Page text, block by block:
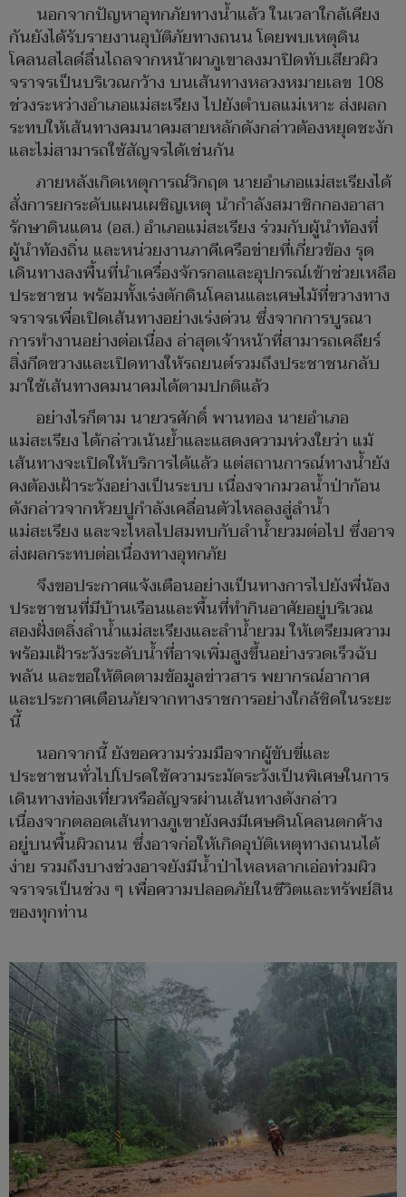
นอกจากปัญหาอุทกภัยทางน้ำแล้ว ในเวลาใกล้เคียง
กันยังได้รับรายงานอุบัติภัยทางถนน โดยพบเหตุดิน
โคลนสไลด์ลื่นไถลจากหน้าผาภูเขาลงมาปิดทับเสียวผิว
จราจรเป็นบริเวณกว้าง บนเส้นทางหลวงหมายเลข 108
ช่วงระหว่างอำเภอแม่สะเรียง ไปยังตำบลแม่เหาะ ส่งผลก
ระทบให้เส้นทางคมนาคมสายหลักดังกล่าวต้องหยุดชะงัก
และไม่สามารถใช้สัญจรได้เช่นกัน
ภายหลังเกิดเหตุการณ์วิกฤต นายอำเภอแม่สะเรียงได้
สั่งการยกระดับแผนเผชิญเหตุ นำกำลังสมาชิกกองอาสา
รักษาดินแดน (อส.) อำเภอแม่สะเรียง ร่วมกับผู้นำท้องที่
ผู้นำท้องถิ่น และหน่วยงานภาคีเครือข่ายที่เกี่ยวข้อง รุด
เดินทางลงพื้นที่นำเครื่องจักรกลและอุปกรณ์เข้าช่วยเหลือ
ประชาชน พร้อมทั้งเร่งตักดินโคลนและเศษไม้ที่ขวางทาง
จราจรเพื่อเปิดเส้นทางอย่างเร่งด่วน ซึ่งจากการบูรณา
การทำงานอย่างต่อเนื่อง ล่าสุดเจ้าหน้าที่สามารถเคลียร์
สิ่งกีดขวางและเปิดทางให้รถยนต์รวมถึงประชาชนกลับ
มาใช้เส้นทางคมนาคมได้ตามปกติแล้ว
อย่างไรก็ตาม นายวรศักดิ์ พานทอง นายอำเภอ
แม่สะเรียง ได้กล่าวเน้นย้ำและแสดงความห่วงใยว่า แม้
เส้นทางจะเปิดให้บริการได้แล้ว แต่สถานการณ์ทางน้ำยัง
คงต้องเฝ้าระวังอย่างเป็นระบบ เนื่องจากมวลน้ำป่าก้อน
ดังกล่าวจากห้วยปูกำลังเคลื่อนตัวไหลลงสู่ลำน้ำ
แม่สะเรียง และจะไหลไปสมทบกับลำน้ำยวมต่อไป ซึ่งอาจ
ส่งผลกระทบต่อเนื่องทางอุทกภัย
จึงขอประกาศแจ้งเตือนอย่างเป็นทางการไปยังพี่น้อง
ประชาชนที่มีบ้านเรือนและพื้นที่ทำกินอาศัยอยู่บริเวณ
สองฝั่งตลิ่งลำน้ำแม่สะเรียงและลำน้ำยวม ให้เตรียมความ
พร้อมเฝ้าระวังระดับน้ำที่อาจเพิ่มสูงขึ้นอย่างรวดเร็วฉับ
พลัน และขอให้ติดตามข้อมูลข่าวสาร พยากรณ์อากาศ
และประกาศเตือนภัยจากทางราชการอย่างใกล้ชิดในระยะ
นี้
นอกจากนี้ ยังขอความร่วมมือจากผู้ขับขี่และ
ประชาชนทั่วไปโปรดใช้ความระมัดระวังเป็นพิเศษในการ
เดินทางท่องเที่ยวหรือสัญจรผ่านเส้นทางดังกล่าว
เนื่องจากตลอดเส้นทางภูเขายังคงมีเศษดินโคลนตกค้าง
อยู่บนพื้นผิวถนน ซึ่งอาจก่อให้เกิดอุบัติเหตุทางถนนได้
ง่าย รวมถึงบางช่วงอาจยังมีน้ำป่าไหลหลากเอ่อท่วมผิว
จราจรเป็นช่วง ๆ เพื่อความปลอดภัยในชีวิตและทรัพย์สิน
ของทุกท่าน